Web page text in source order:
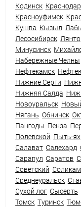
Кодинск Краснодар
Красноуфимск
Кушва Кызыл
Лесосибирск
Минусинск
Набережные Челны
Нефтекамск
Нижние Серги
Нижняя Салда
Новоуральск
Нягань Обнинск
Пангоды Пенза
Полевской Пыть-ях
Салават Салехард
Сарапул Саратов
Советский
Среднеуральск
Сухой лог Сысерть
Томск Туринск